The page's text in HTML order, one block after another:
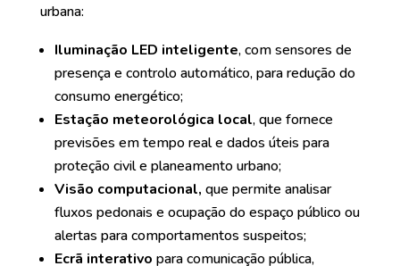
urbana:
Iluminação LED inteligente, com sensores de
presença e controlo automático, para redução do
consumo energético;
Estação meteorológica local, que fornece
previsões em tempo real e dados úteis para
proteção civil e planeamento urbano;
Visão computacional, que permite analisar
fluxos pedonais e ocupação do espaço público ou
alertas para comportamentos suspeitos;
Ecrã interativo para comunicação pública,